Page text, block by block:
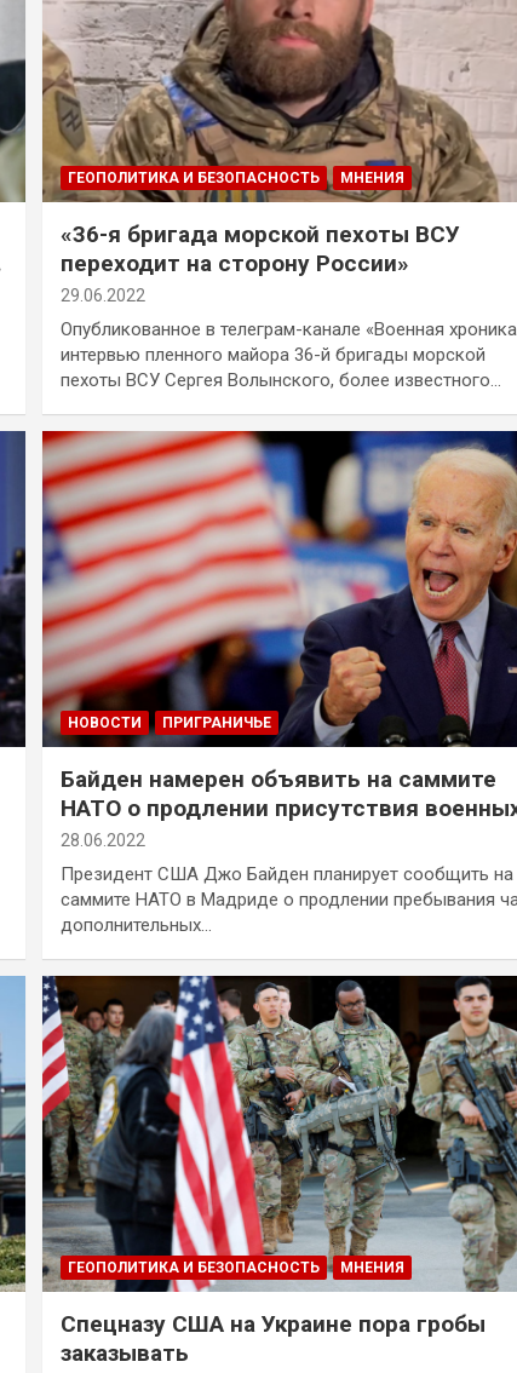
ГЕОПОЛИТИКА И БЕЗОПАСНОСТЬ МНЕНИЯ
«36-я бригада морской пехоты ВСУ
переходит на сторону России»
29.06.2022
Опубликованное в телеграм-канале «Военная
интервью пленного майора 36-й бригады морской
пехоты ВСУ Сергея Волынского, более известного…
НОВОСТИ ПРИГРАНИЧЬЕ
Байден намерен объявить на саммите
НАТО о продлении присутствия
США в Польше
28.06.2022
Президент США Джо Байден планирует сообщить на
саммите НАТО в Мадриде о продлении пребывания
дополнительных…
ГЕОПОЛИТИКА И БЕЗОПАСНОСТЬ МНЕНИЯ
Спецназу США на Украине пора гробы
заказывать